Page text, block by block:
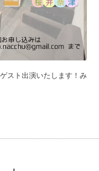
スト出演いたします！み